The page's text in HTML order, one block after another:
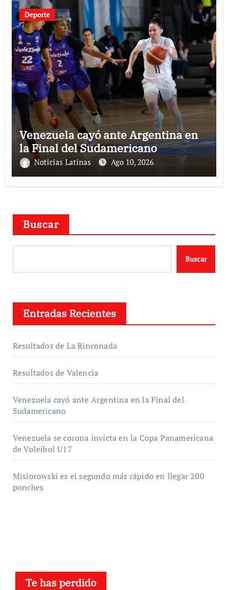
Deporte
Venezuela cayó ante Argentina en
la Final del Sudamericano
Noticias Latinas Ago 10, 2026
Buscar
Buscar
Entradas Recientes
Resultados de La Rinconada
Resultados de Valencia
Venezuela cayó ante Argentina en la Final del
Sudamericano
Venezuela se corona invicta en la Copa Panamericana
de Voleibol U17
Misiorowski es el segundo más rápido en llegar 200
ponches
Te has perdido